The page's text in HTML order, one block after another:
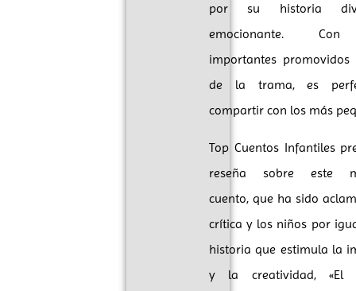
por su historia
emocionante.
importantes
de la trama, es
compartir con los más
Top Cuentos Infantiles
reseña sobre este
cuento, que ha sido
crítica y los niños por
historia que estimula la
y la creatividad, «El